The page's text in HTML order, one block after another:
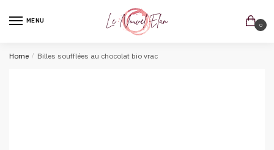
MENU
0
Home / Billes soufflées au chocolat bio vrac